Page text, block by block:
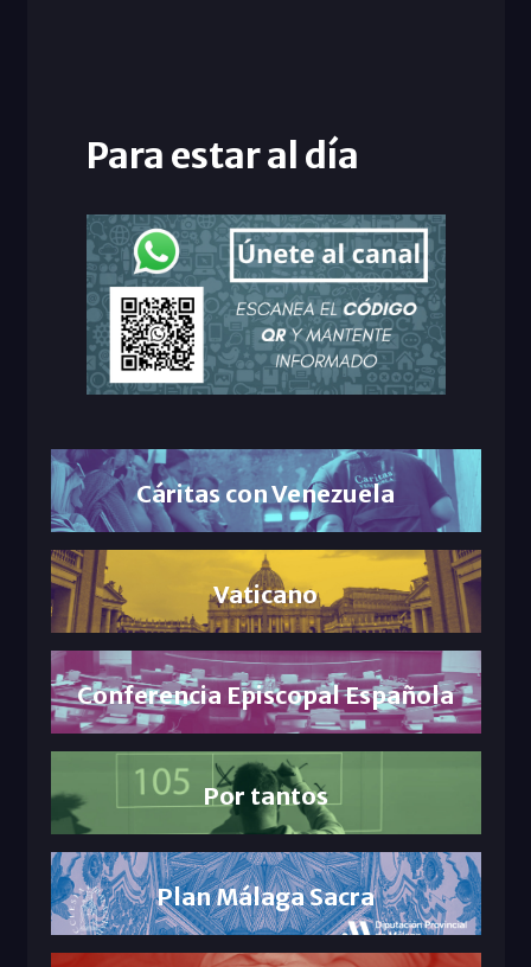
Para estar al día
Cáritas con Venezuela
Vaticano
Conferencia Episcopal Española
Por tantos
Plan Málaga Sacra